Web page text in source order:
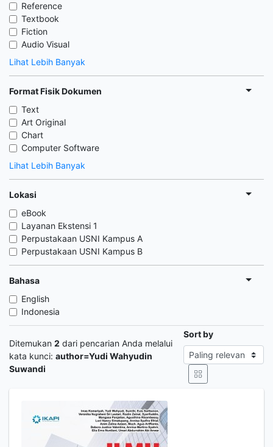
Reference
Textbook
Fiction
Audio Visual
Lihat Lebih Banyak
Format Fisik Dokumen
Text
Art Original
Chart
Computer Software
Lihat Lebih Banyak
Lokasi
eBook
Layanan Ekstensi 1
Perpustakaan USNI Kampus A
Perpustakaan USNI Kampus B
Bahasa
English
Indonesia
Ditemukan 2 dari pencarian Anda melalui
kata kunci: author=Yudi Wahyudin
Suwandi
Sort by